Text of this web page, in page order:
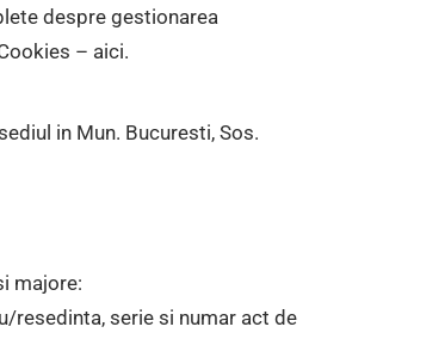
despre gestionarea
– aici.
in Mun. Bucuresti, Sos.
majore:
resedinta, serie si numar act de